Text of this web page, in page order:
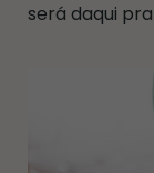
será daqui